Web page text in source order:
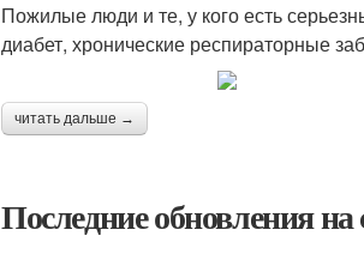
Пожилые люди и те, у кого есть
диабет, хронические респираторные
читать дальше →
Последние обновления на